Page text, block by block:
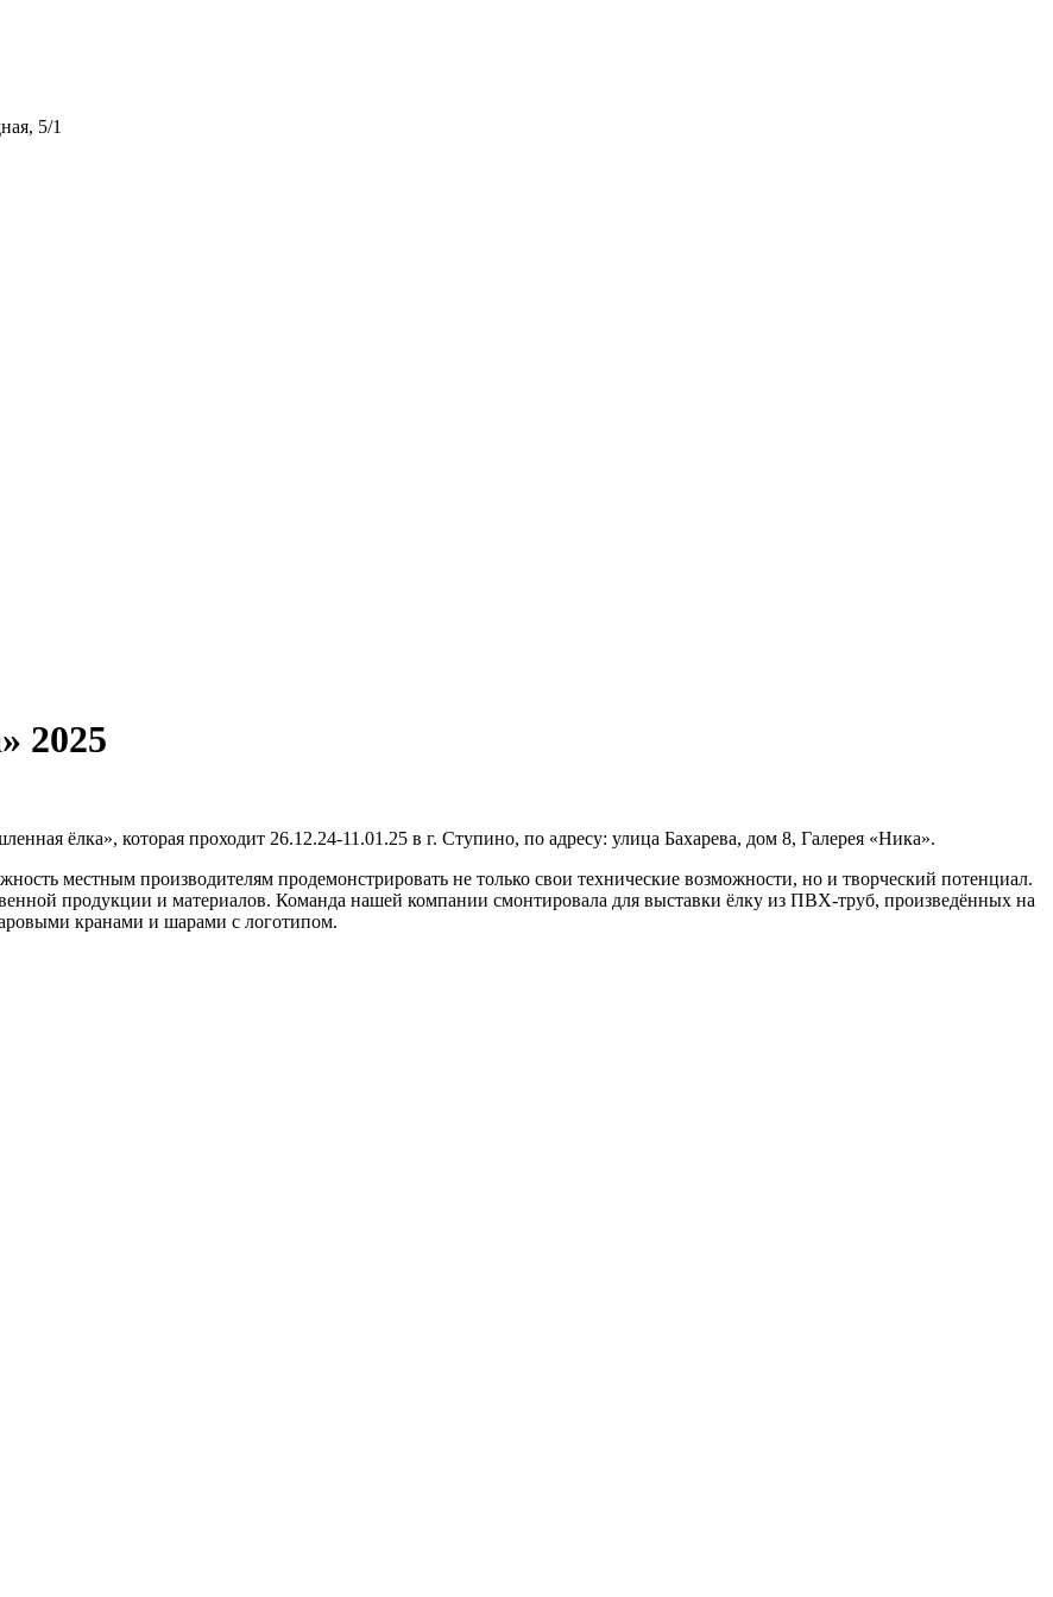
5/1
2025
ёлка», которая проходит 26.12.24-11.01.25 в г. Ступино, по адресу: улица Бахарева, дом 8, Галерея «Ника».
местным производителям продемонстрировать не только свои технические возможности, но и творческий потенциал.
продукции и материалов. Команда нашей компании смонтировала для выставки ёлку из ПВХ-труб, произведённых на
кранами и шарами с логотипом.